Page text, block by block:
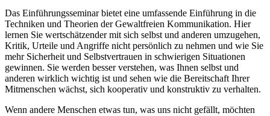
Das Einführungsseminar bietet eine umfassende Einführung in die
Techniken und Theorien der Gewaltfreien Kommunikation. Hier
lernen Sie wertschätzender mit sich selbst und anderen umzugehen,
Kritik, Urteile und Angriffe nicht persönlich zu nehmen und wie Sie
mehr Sicherheit und Selbstvertrauen in schwierigen Situationen
gewinnen. Sie werden besser verstehen, was Ihnen selbst und
anderen wirklich wichtig ist und sehen wie die Bereitschaft Ihrer
Mitmenschen wächst, sich kooperativ und konstruktiv zu verhalten.
Wenn andere Menschen etwas tun, was uns nicht gefällt, möchten